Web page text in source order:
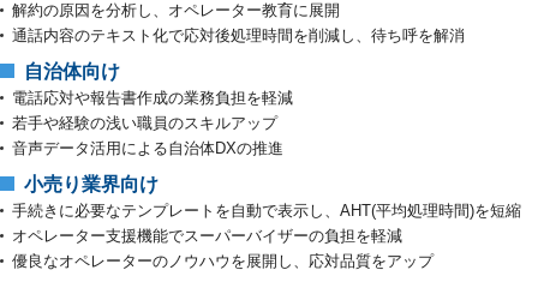
解約の原因を分析し、オペレーター教育に展開
通話内容のテキスト化で応対後処理時間を削減し、待ち呼を解消
自治体向け
電話応対や報告書作成の業務負担を軽減
若手や経験の浅い職員のスキルアップ
音声データ活用による自治体DXの推進
小売り業界向け
手続きに必要なテンプレートを自動で表示し、AHT(平均処理時間)を短縮
オペレーター支援機能でスーパーバイザーの負担を軽減
優良なオペレーターのノウハウを展開し、応対品質をアップ